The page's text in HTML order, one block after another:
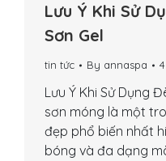
Lưu Ý Khi Sử
Sơn Gel
tin tức By annaspa
Lưu Ý Khi Sử Dụng
sơn móng là một
đẹp phổ biến nhất
bóng và đa dạng